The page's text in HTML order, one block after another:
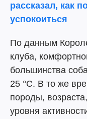
рассказал, как
успокоиться
По данным
клуба,
большинства
25 °C. В то же
породы,
уровня